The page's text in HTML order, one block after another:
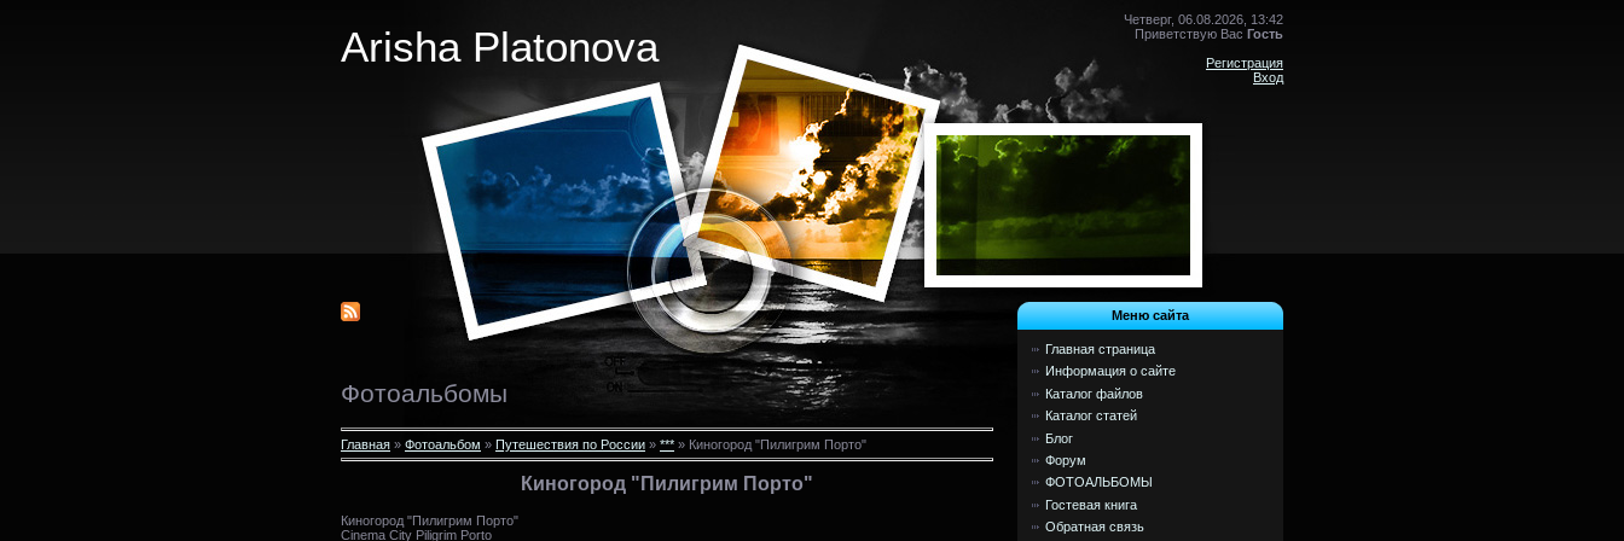
Arisha Platonova
Четверг, 06.08.2026, 13:42
Приветствую Вас Гость
Регистрация
Вход
Фотоальбомы
Главная » Фотоальбом » Путешествия по России » *** » Киногород "Пилигрим Порто"
Киногород "Пилигрим Порто"
Киногород "Пилигрим Порто"
Cinema City Piligrim Porto
Меню сайта
Главная страница
Информация о сайте
Каталог файлов
Каталог статей
Блог
Форум
ФОТОАЛЬБОМЫ
Гостевая книга
Обратная связь